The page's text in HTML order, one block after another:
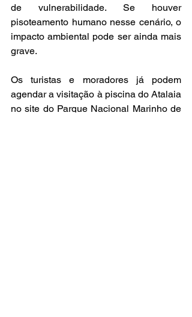
de vulnerabilidade. Se houver
pisoteamento humano nesse cenário, o
impacto ambiental pode ser ainda mais
grave.
Os turistas e moradores já podem
agendar a visitação à piscina do Atalaia
no site do Parque Nacional Marinho de